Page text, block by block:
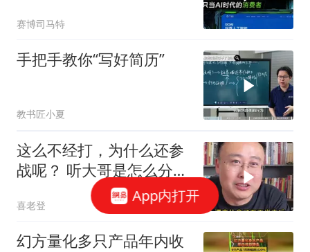
赛博司马特
手把手教你“写好简历”
教书匠小夏
这么不经打，为什么还参
战呢？ 听大哥是怎么分析
喜老登
幻方量化多只产品年内收
App内打开